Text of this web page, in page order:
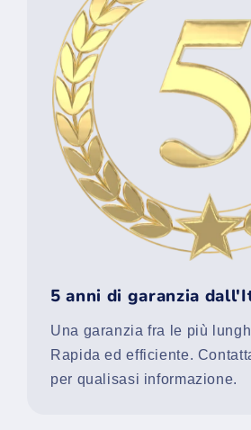
5 anni di garanzia
Una garanzia fra le più
Rapida ed efficiente.
per qualisasi informazione.